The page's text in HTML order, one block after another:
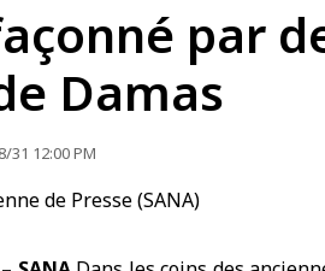
par
Damas
31 12:00 PM